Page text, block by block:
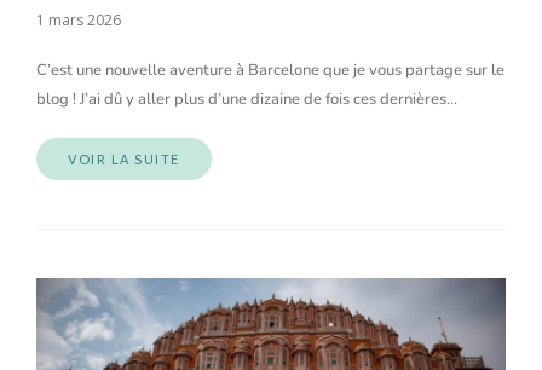
1 mars 2026
C’est une nouvelle aventure à Barcelone que je vous partage sur le
blog ! J’ai dû y aller plus d’une dizaine de fois ces dernières…
VOIR LA SUITE